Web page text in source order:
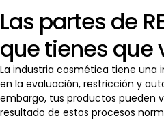
Las partes de
que tienes que
La industria cosmética tiene una
en la evaluación, restricción y
embargo, tus productos pueden
resultado de estos procesos